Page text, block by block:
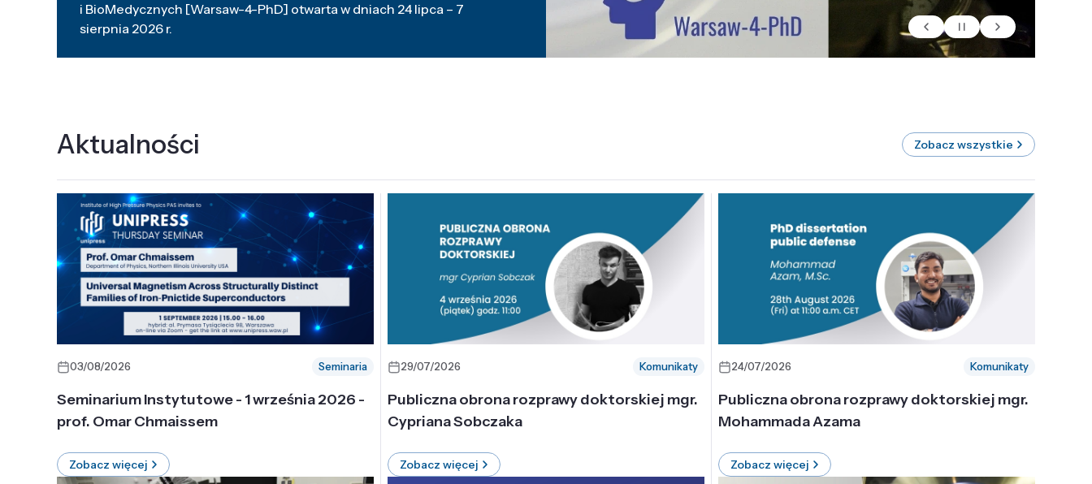
i BioMedycznych [Warsaw-4-PhD] otwarta w dniach 24 lipca – 7
sierpnia 2026 r.
Aktualności Zobacz wszystkie
03/08/2026 Seminaria
Seminarium Instytutowe - 1 września 2026 -
prof. Omar Chmaissem
Zobacz więcej
29/07/2026 Komunikaty
Publiczna obrona rozprawy doktorskiej mgr.
Cypriana Sobczaka
Zobacz więcej
24/07/2026 Komunikaty
Publiczna obrona rozprawy doktorskiej mgr.
Mohammada Azama
Zobacz więcej